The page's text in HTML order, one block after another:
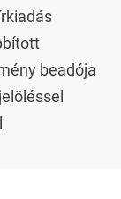
beadója